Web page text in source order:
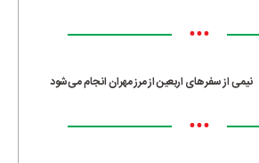
•••
نیمی از سفرهای اربعین از مرز مهران انجام می‌شود
•••